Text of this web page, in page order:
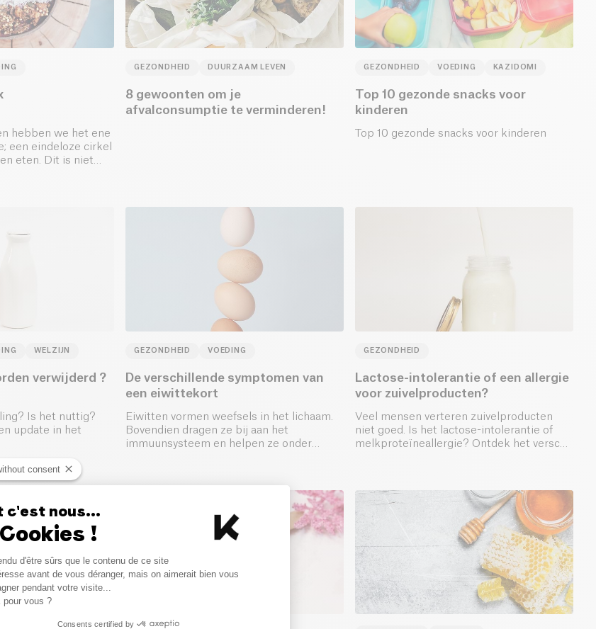
hebben we het ene
een eindeloze cirkel
eten. Dit is niet
GEZONDHEID DUURZAAM LEVEN
8 gewoonten om je
afvalconsumptie te verminderen!
GEZONDHEID VOEDING KAZIDOMI
Top 10 gezonde snacks voor
kinderen
Top 10 gezonde snacks voor kinderen
WELZIJN
verwijderd ?
Is het nuttig?
update in het
GEZONDHEID VOEDING
De verschillende symptomen van
een eiwittekort
Eiwitten vormen weefsels in het lichaam.
Bovendien dragen ze bij aan het
immuunsysteem en helpen ze onder
GEZONDHEID
Lactose-intolerantie of een allergie
voor zuivelproducten?
Veel mensen verteren zuivelproducten
niet goed. Is het lactose-intolerantie of
melkproteïneallergie? Ontdek het verschil
consent
c'est nous...
!
Management Platform: Personalize Your Options
d'être sûrs que le contenu de ce site
avant de vous déranger, mais on aimerait bien vous
pendant votre visite...
pour vous ?
Consents certified by
Axeptio consent